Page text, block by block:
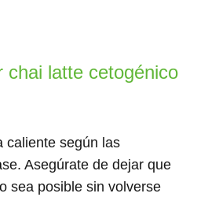
chai latte cetogénico
caliente según las
Asegúrate de dejar que
sea posible sin volverse